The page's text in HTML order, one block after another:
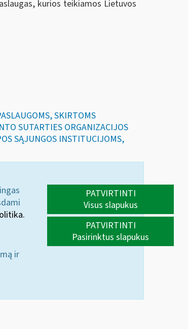
kurios teikiamos Lietuvos
SKIRTOMS
SUTARTIES ORGANIZACIJOS
SĄJUNGOS INSTITUCIJOMS,
ir
PATVIRTINTI
Visus slapukus
PATVIRTINTI
Pasirinktus slapukus